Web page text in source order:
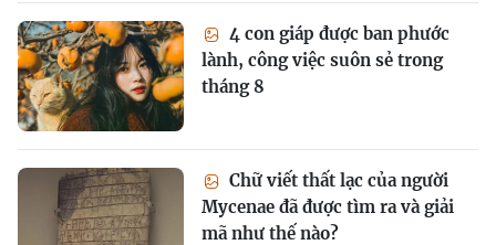
4 con giáp được ban phước
lành, công việc suôn sẻ trong
tháng 8
Chữ viết thất lạc của người
Mycenae đã được tìm ra và giải
mã như thế nào?